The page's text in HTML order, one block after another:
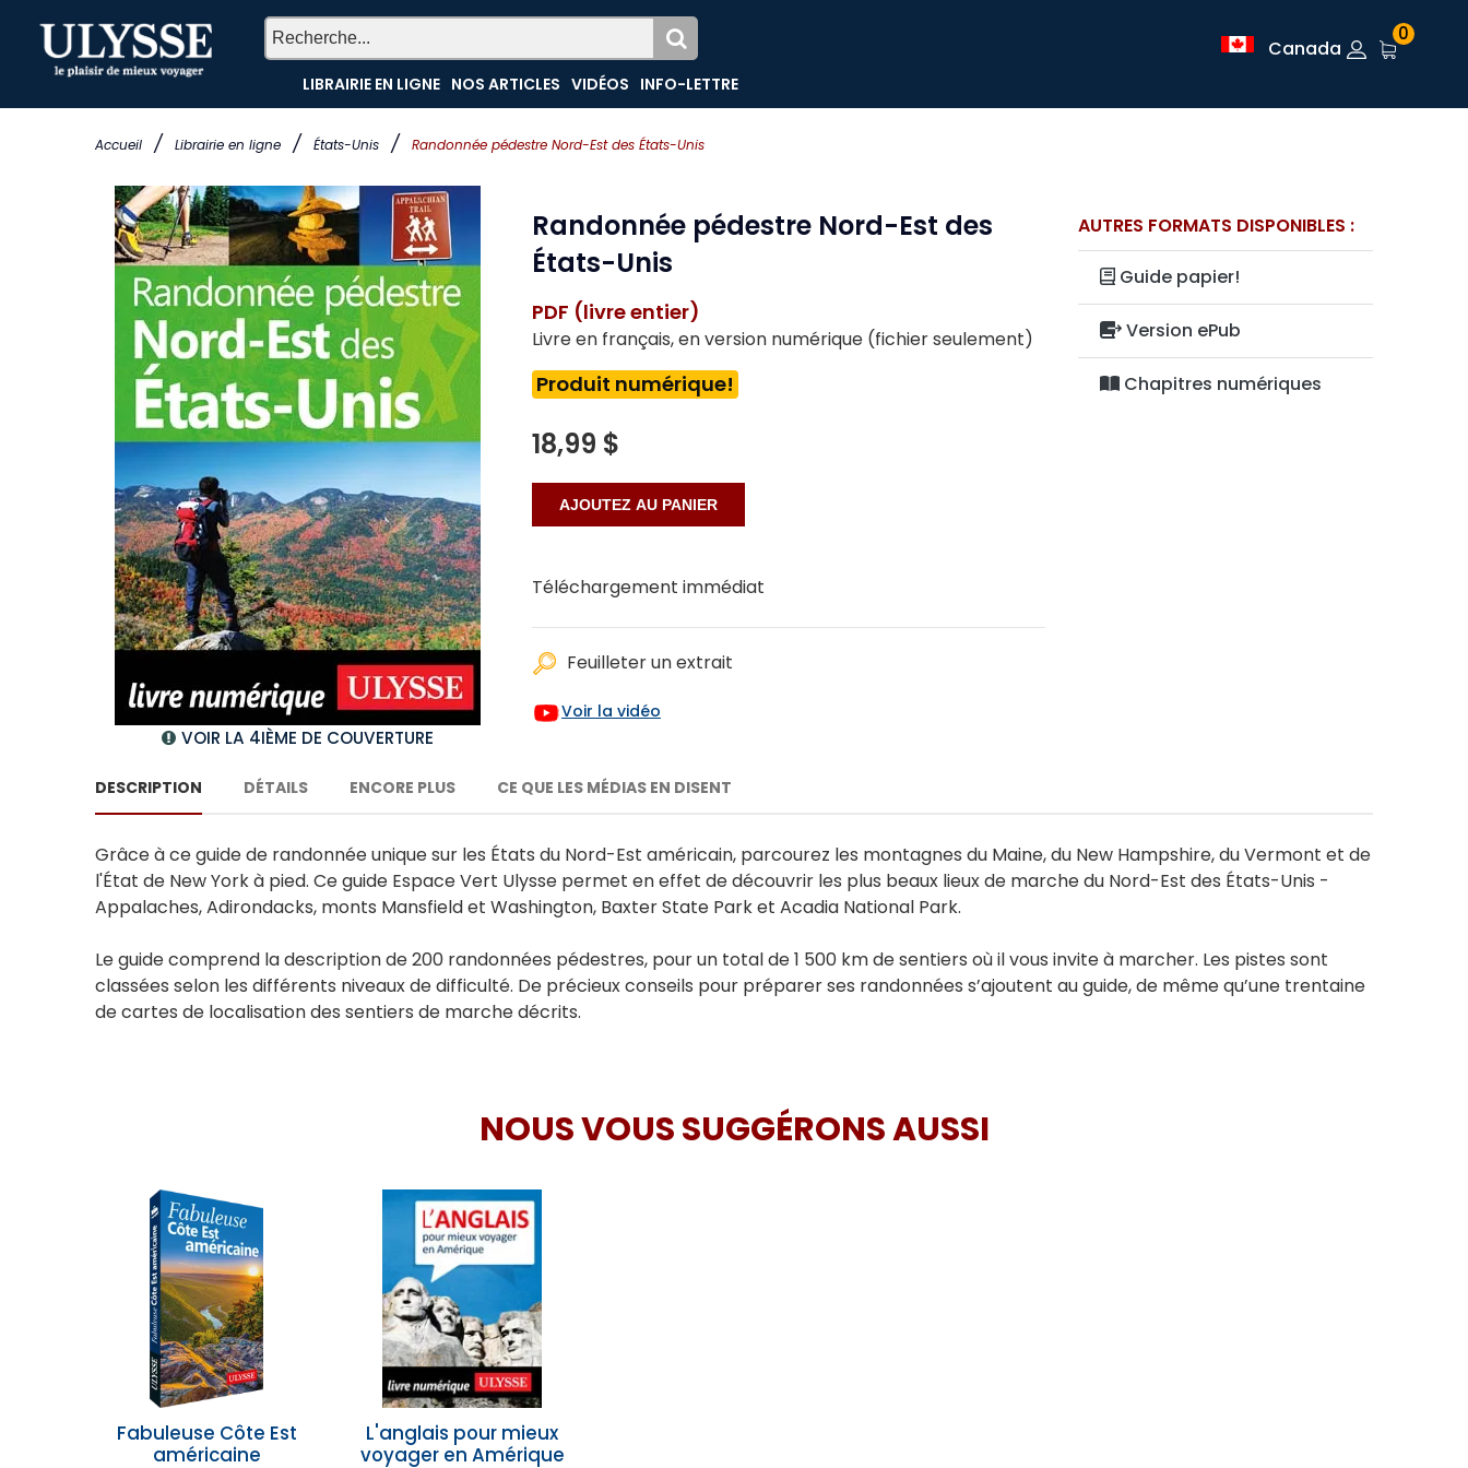
Accueil / Librairie en ligne / États-Unis / Randonnée pédestre Nord-Est des États-Unis
LIBRAIRIE EN LIGNE NOS ARTICLES VIDÉOS INFO-LETTRE
Canada
0
VOIR LA 4IÈME DE COUVERTURE
Randonnée pédestre Nord-Est des
États-Unis
PDF (livre entier)
Livre en français, en version numérique (fichier seulement)
Produit numérique!
18,99 $
Téléchargement immédiat
Feuilleter un extrait
Voir la vidéo
AUTRES FORMATS DISPONIBLES :
Guide papier!
Version ePub
Chapitres numériques
DESCRIPTION DÉTAILS ENCORE PLUS CE QUE LES MÉDIAS EN DISENT
Grâce à ce guide de randonnée unique sur les États du Nord-Est américain, parcourez les montagnes du Maine, du New Hampshire, du Vermont et de
l'État de New York à pied. Ce guide Espace Vert Ulysse permet en effet de découvrir les plus beaux lieux de marche du Nord-Est des États-Unis -
Appalaches, Adirondacks, monts Mansfield et Washington, Baxter State Park et Acadia National Park.
Le guide comprend la description de 200 randonnées pédestres, pour un total de 1 500 km de sentiers où il vous invite à marcher. Les pistes sont
classées selon les différents niveaux de difficulté. De précieux conseils pour préparer ses randonnées s’ajoutent au guide, de même qu’une trentaine
de cartes de localisation des sentiers de marche décrits.
NOUS VOUS SUGGÉRONS AUSSI
Fabuleuse Côte Est
américaine
L'anglais pour mieux
voyager en Amérique